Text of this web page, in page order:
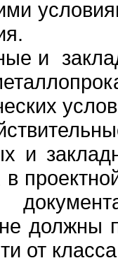
е и
и
и
в проек­тн
должны
от